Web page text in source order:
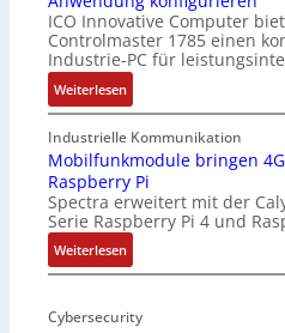
ICO Innovative Computer
Controlmaster 1785 einen
Industrie-PC für
Weiterlesen:
1
9
-
Z
o
l
l
-
n
Industrielle Kommunikation
Mobilfunkmodule bringen
Raspberry Pi
Spectra erweitert mit der
Serie Raspberry Pi 4 und
Weiterlesen:
M
b
Cybersecurity